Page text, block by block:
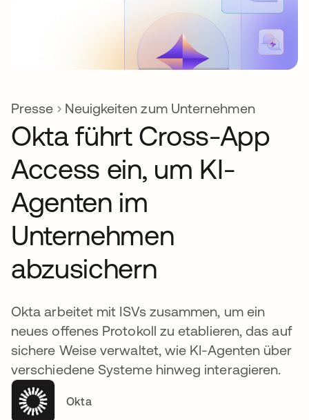
Presse Neuigkeiten zum Unternehmen
Okta führt Cross-App
Access ein, um KI-
Agenten im
Unternehmen
abzusichern
Okta arbeitet mit ISVs zusammen, um ein
neues offenes Protokoll zu etablieren, das auf
sichere Weise verwaltet, wie KI-Agenten über
verschiedene Systeme hinweg interagieren.
Okta